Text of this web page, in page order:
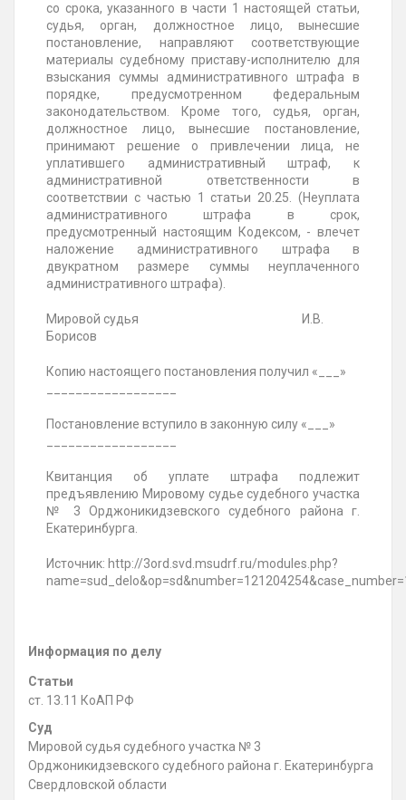
со срока, указанного в части 1 настоящей статьи,
судья, орган, должностное лицо, вынесшие
постановление, направляют соответствующие
материалы судебному приставу-исполнителю для
взыскания суммы административного штрафа в
порядке, предусмотренном федеральным
законодательством. Кроме того, судья, орган,
должностное лицо, вынесшие постановление,
принимают решение о привлечении лица, не
уплатившего административный штраф, к
административной ответственности в
соответствии с частью 1 статьи 20.25. (Неуплата
административного штрафа в срок,
предусмотренный настоящим Кодексом, - влечет
наложение административного штрафа в
двукратном размере суммы неуплаченного
административного штрафа).
Мировой судья И.В.
Борисов
Копию настоящего постановления получил «___»
Постановление вступило в законную силу «___»
Квитанция об уплате штрафа подлежит
предъявлению Мировому судье судебного участка
№ 3 Орджоникидзевского судебного района г.
Екатеринбурга.
Источник: http://3ord.svd.msudrf.ru/modules.php?
Информация по делу
Статьи
ст. 13.11 КоАП РФ
Суд
Мировой судья судебного участка № 3
Орджоникидзевского судебного района г. Екатеринбурга
Свердловской области